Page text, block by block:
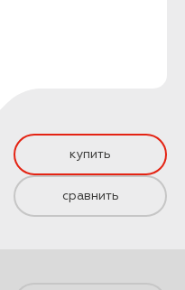
купить
сравнить